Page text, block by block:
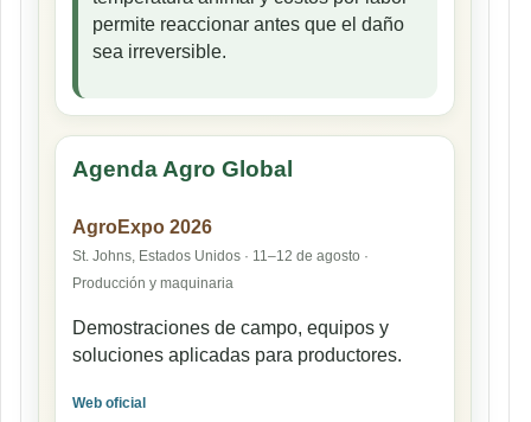
permite reaccionar antes que el daño
sea irreversible.
Agenda Agro Global
AgroExpo 2026
St. Johns, Estados Unidos · 11–12 de agosto ·
Producción y maquinaria
Demostraciones de campo, equipos y
soluciones aplicadas para productores.
Web oficial